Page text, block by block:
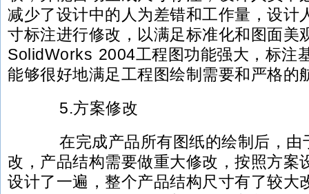
减少了设计中的人为差错和工作量，设计
寸标注进行修改，以满足标准化和图面美
SolidWorks 2004工程图功能强大，标注
能够很好地满足工程图绘制需要和严格的
5.方案修改
在完成产品所有图纸的绘制后，由
改，产品结构需要做重大修改，按照方案
设计了一遍，整个产品结构尺寸有了较大